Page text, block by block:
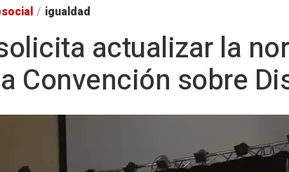
social / igualdad
actualizar la
Convención sobre